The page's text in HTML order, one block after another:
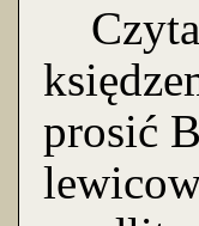
prosić